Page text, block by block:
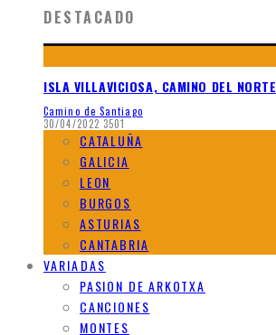
DESTACADO
ISLA VILLAVICIOSA, CAMINO DEL NORTE
Camino de Santiago
30/04/2022 3501
CATALUÑA
GALICIA
LEON
BURGOS
ASTURIAS
CANTABRIA
VARIADAS
PASION DE ARKOTXA
CANCIONES
MONTES